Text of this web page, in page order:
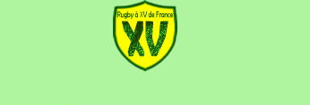
Rugby à XV
A chacun son rugby